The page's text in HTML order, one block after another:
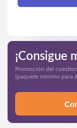
¡Consigue
Promoción del
(paquete mínimo para